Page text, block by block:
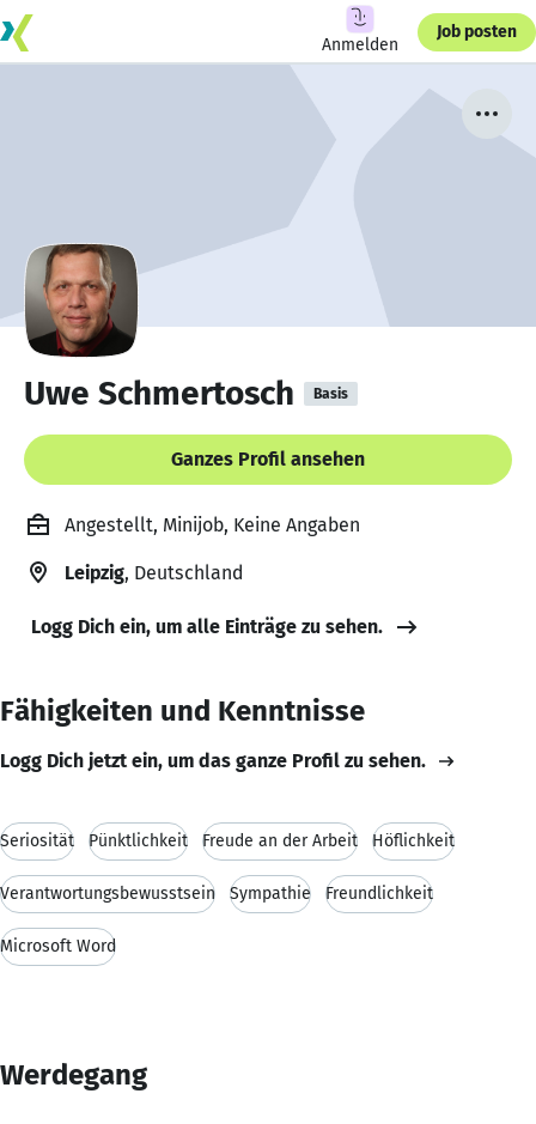
Anmelden
Job posten
Uwe Schmertosch Basis
Ganzes Profil ansehen
Angestellt, Minijob, Keine Angaben
Leipzig, Deutschland
Logg Dich ein, um alle Einträge zu sehen.
Fähigkeiten und Kenntnisse
Logg Dich jetzt ein, um das ganze Profil zu sehen.
Seriosität Pünktlichkeit Freude an der Arbeit Höflichkeit
Verantwortungsbewusstsein Sympathie Freundlichkeit
Microsoft Word
Werdegang